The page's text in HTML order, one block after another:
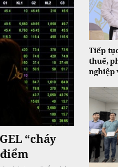
“cháy
Tiếp
thuế,
nghiệp